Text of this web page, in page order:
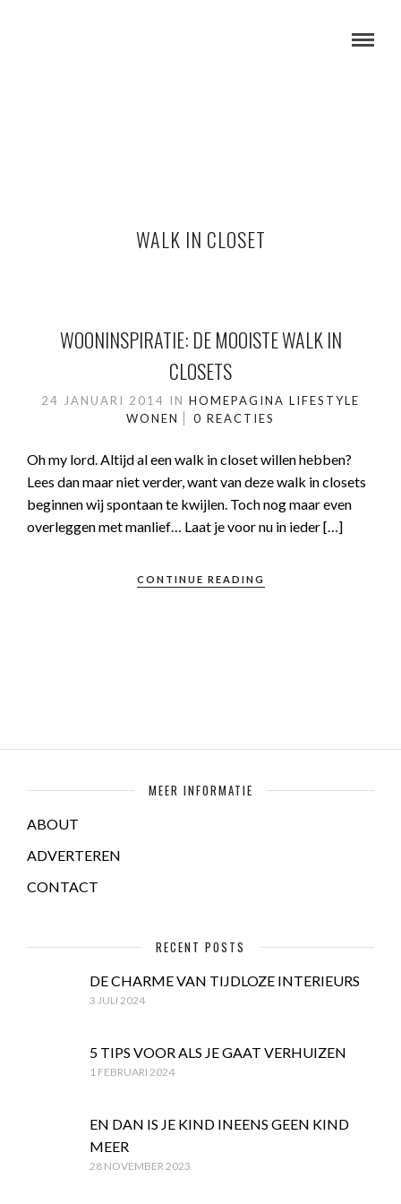
WALK IN CLOSET
WOONINSPIRATIE: DE MOOISTE WALK IN
CLOSETS
24 JANUARI 2014 IN HOMEPAGINA LIFESTYLE
WONEN
0 REACTIES
Oh my lord. Altijd al een walk in closet willen hebben?
Lees dan maar niet verder, want van deze walk in closets
beginnen wij spontaan te kwijlen. Toch nog maar even
overleggen met manlief… Laat je voor nu in ieder […]
CONTINUE READING
MEER INFORMATIE
ABOUT
ADVERTEREN
CONTACT
RECENT POSTS
DE CHARME VAN TIJDLOZE INTERIEURS
3 JULI 2024
5 TIPS VOOR ALS JE GAAT VERHUIZEN
1 FEBRUARI 2024
EN DAN IS JE KIND INEENS GEEN KIND
MEER
28 NOVEMBER 2023